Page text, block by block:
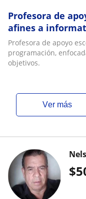
Profesora de
afines a
enfocada en
objetivos
Profesora de apoyo
programación,
objetivos.
ver más
$